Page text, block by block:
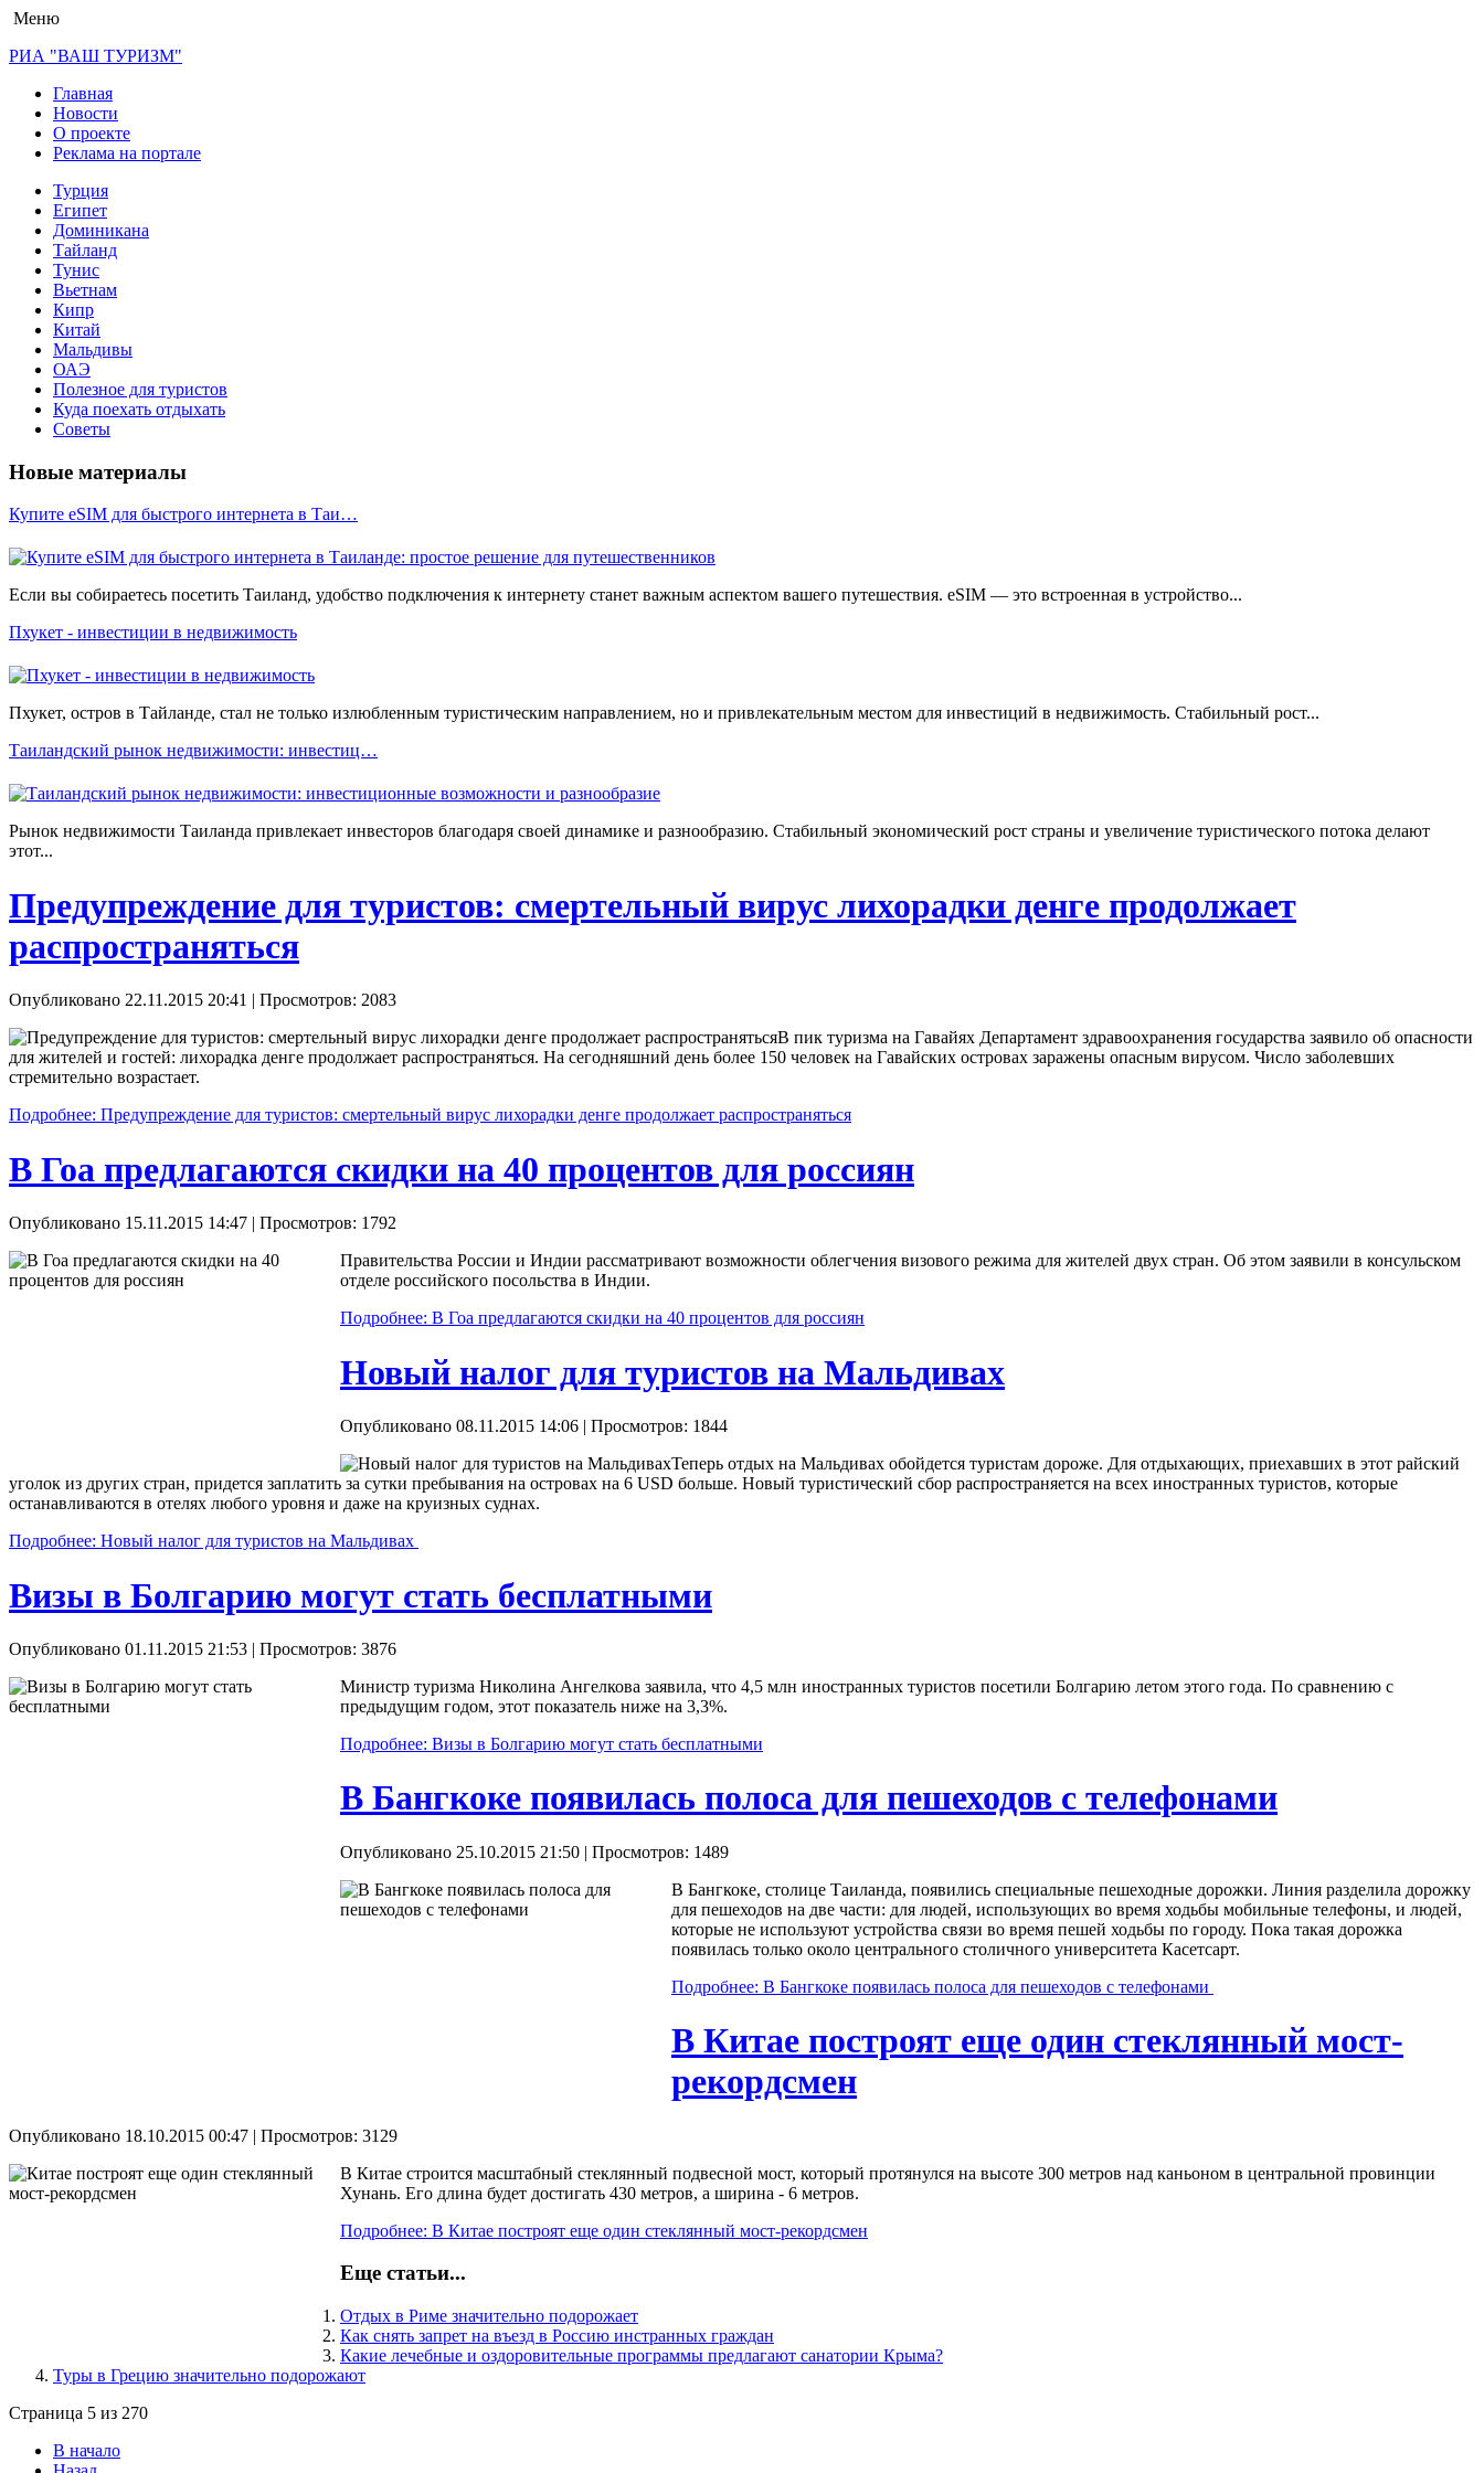
Меню
РИА "ВАШ ТУРИЗМ"
Главная
Новости
О проекте
Реклама на портале
Турция
Египет
Доминикана
Тайланд
Тунис
Вьетнам
Кипр
Китай
Мальдивы
ОАЭ
Полезное для туристов
Куда поехать отдыхать
Советы
Новые материалы
Купите eSIM для быстрого интернета в Таи…
Если вы собираетесь посетить Таиланд, удобство подключения к интернету станет важным аспектом вашего путешествия. eSIM — это встроенная в устройство...
Пхукет - инвестиции в недвижимость
Пхукет, остров в Тайланде, стал не только излюбленным туристическим направлением, но и привлекательным местом для инвестиций в недвижимость. Стабильный рост...
Таиландский рынок недвижимости: инвестиц…
Рынок недвижимости Таиланда привлекает инвесторов благодаря своей динамике и разнообразию. Стабильный экономический рост страны и увеличение туристического потока делают
этот...
Предупреждение для туристов: смертельный вирус лихорадки денге продолжает
распространяться
Опубликовано 22.11.2015 20:41 | Просмотров: 2083
В пик туризма на Гавайях Департамент здравоохранения государства заявило об опасности
для жителей и гостей: лихорадка денге продолжает распространяться. На сегодняшний день более 150 человек на Гавайских островах заражены опасным вирусом. Число заболевших
стремительно возрастает.
Подробнее: Предупреждение для туристов: смертельный вирус лихорадки денге продолжает распространяться
В Гоа предлагаются скидки на 40 процентов для россиян
Опубликовано 15.11.2015 14:47 | Просмотров: 1792
Правительства России и Индии рассматривают возможности облегчения визового режима для жителей двух стран. Об этом заявили в консульском
отделе российского посольства в Индии.
Подробнее: В Гоа предлагаются скидки на 40 процентов для россиян
Новый налог для туристов на Мальдивах
Опубликовано 08.11.2015 14:06 | Просмотров: 1844
Теперь отдых на Мальдивах обойдется туристам дороже. Для отдыхающих, приехавших в этот райский
уголок из других стран, придется заплатить за сутки пребывания на островах на 6 USD больше. Новый туристический сбор распространяется на всех иностранных туристов, которые
останавливаются в отелях любого уровня и даже на круизных суднах.
Подробнее: Новый налог для туристов на Мальдивах
Визы в Болгарию могут стать бесплатными
Опубликовано 01.11.2015 21:53 | Просмотров: 3876
Министр туризма Николина Ангелкова заявила, что 4,5 млн иностранных туристов посетили Болгарию летом этого года. По сравнению с
предыдущим годом, этот показатель ниже на 3,3%.
Подробнее: Визы в Болгарию могут стать бесплатными
В Бангкоке появилась полоса для пешеходов с телефонами
Опубликовано 25.10.2015 21:50 | Просмотров: 1489
В Бангкоке, столице Таиланда, появились специальные пешеходные дорожки. Линия разделила дорожку
для пешеходов на две части: для людей, использующих во время ходьбы мобильные телефоны, и людей,
которые не используют устройства связи во время пешей ходьбы по городу. Пока такая дорожка
появилась только около центрального столичного университета Касетсарт.
Подробнее: В Бангкоке появилась полоса для пешеходов с телефонами
В Китае построят еще один стеклянный мост-
рекордсмен
Опубликовано 18.10.2015 00:47 | Просмотров: 3129
В Китае строится масштабный стеклянный подвесной мост, который протянулся на высоте 300 метров над каньоном в центральной провинции
Хунань. Его длина будет достигать 430 метров, а ширина - 6 метров.
Подробнее: В Китае построят еще один стеклянный мост-рекордсмен
Еще статьи...
Отдых в Риме значительно подорожает
Как снять запрет на въезд в Россию инстранных граждан
Какие лечебные и оздоровительные программы предлагают санатории Крыма?
Туры в Грецию значительно подорожают
Страница 5 из 270
В начало